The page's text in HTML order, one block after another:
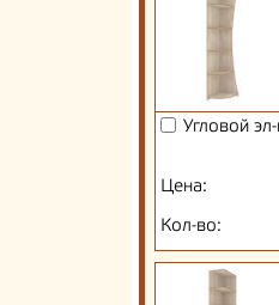
Угловой
Цена:
Кол-во: